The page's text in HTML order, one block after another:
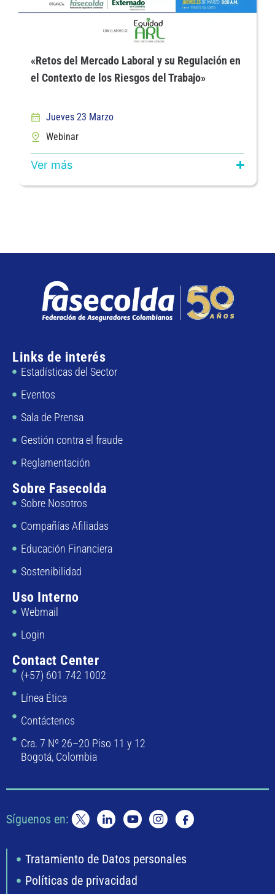
«Retos del Mercado Laboral y su Regulación en
el Contexto de los Riesgos del Trabajo»
Jueves 23 Marzo
Webinar
Ver más
Links de interés
Estadísticas del Sector
Eventos
Sala de Prensa
Gestión contra el fraude
Reglamentación
Sobre Fasecolda
Sobre Nosotros
Compañías Afiliadas
Educación Financiera
Sostenibilidad
Uso Interno
Webmail
Login
Contact Center
(+57) 601 742 1002
Línea Ética
Contáctenos
Cra. 7 Nº 26–20 Piso 11 y 12
Bogotá, Colombia
Síguenos en:
Tratamiento de Datos personales
Políticas de privacidad